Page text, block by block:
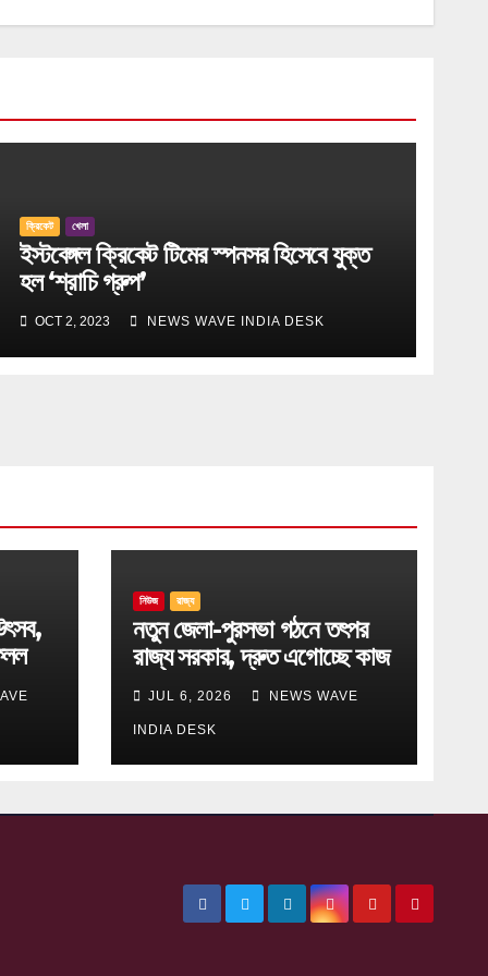
ক্রিকেট খেলা
ইস্টবেঙ্গল ক্রিকেট টিমের স্পনসর হিসেবে যুক্ত
হল ‘শ্রাচি গ্রুপ’
OCT 2, 2023 NEWS WAVE INDIA DESK
নিউজ রাজ্য
নতুন জেলা-পুরসভা গঠনে তৎপর
রাজ্য সরকার, দ্রুত এগোচ্ছে কাজ
JUL 6, 2026 NEWS WAVE
INDIA DESK